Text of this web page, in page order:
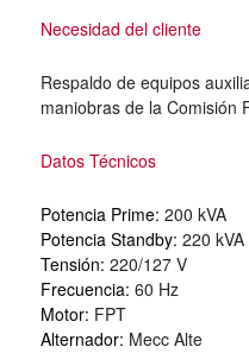
Necesidad del cliente
Respaldo de equipos
maniobras de la Comisión
Datos Técnicos
Potencia Prime: 200 kVA
Potencia Standby: 220 kVA
Tensión: 220/127 V
Frecuencia: 60 Hz
Motor: FPT
Alternador: Mecc Alte